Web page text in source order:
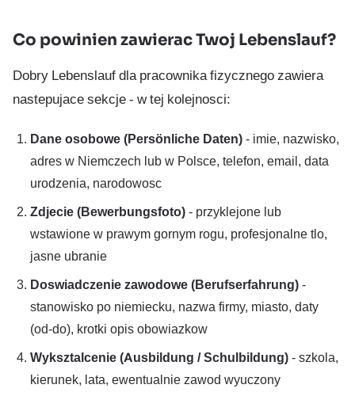
Co powinien zawierac Twoj Lebenslauf?
Dobry Lebenslauf dla pracownika fizycznego zawiera
nastepujace sekcje - w tej kolejnosci:
Dane osobowe (Persönliche Daten)- imie, nazwisko,
adres w Niemczech lub w Polsce, telefon, email, data
urodzenia, narodowosc
Zdjecie (Bewerbungsfoto)- przyklejone lub
wstawione w prawym gornym rogu, profesjonalne tlo,
jasne ubranie
Doswiadczenie zawodowe (Berufserfahrung)-
stanowisko po niemiecku, nazwa firmy, miasto, daty
(od-do), krotki opis obowiazkow
Wyksztalcenie (Ausbildung / Schulbildung)- szkola,
kierunek, lata, ewentualnie zawod wyuczony